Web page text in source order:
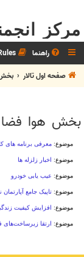
مرکز
راهنما
صفحه اول تالار
بخش هوا فضا